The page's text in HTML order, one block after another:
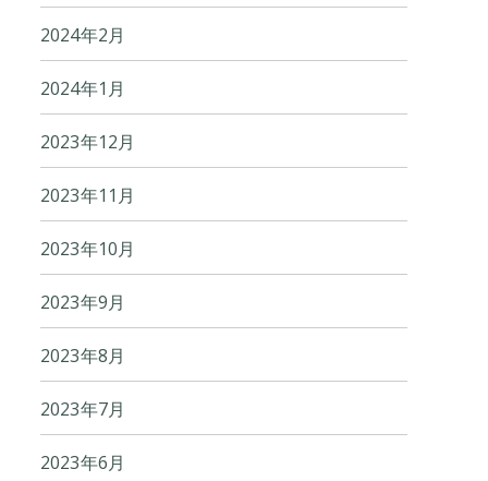
2024年2月
2024年1月
2023年12月
2023年11月
2023年10月
2023年9月
2023年8月
2023年7月
2023年6月